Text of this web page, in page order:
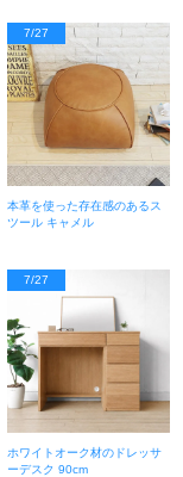
7/27
本革を使った存在感のあるス
ツール キャメル
7/27
ホワイトオーク材のドレッサ
ーデスク 90cm